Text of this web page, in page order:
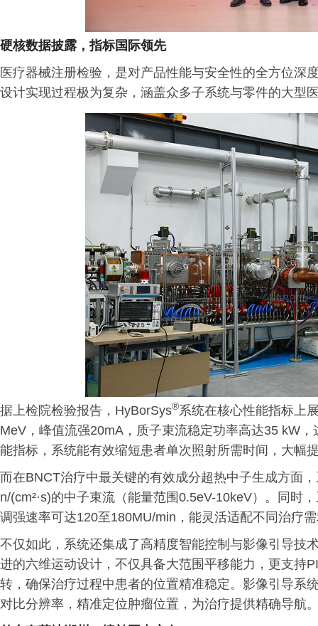
硬核数据披露，指标国际领先
医疗器械注册检验，是对产品性能与安全性的全方位深
设计实现过程极为复杂，涵盖众多子系统与零件的大型
据上检院检验报告，HyBorSys®系统在核心性能指标上
MeV，峰值流强20mA，质子束流稳定功率高达35 kW
能指标，系统能有效缩短患者单次照射所需时间，大幅
而在BNCT治疗中最关键的有效成分超热中子生成方面
n/(cm²·s)的中子束流（能量范围0.5eV-10keV）。同时
调强速率可达120至180MU/min，能灵活适配不同治疗
不仅如此，系统还集成了高精度智能控制与影像引导技
进的六维运动设计，不仅具备大范围平移能力，更支持
转，确保治疗过程中患者的位置精准稳定。影像引导系
对比分辨率，精准定位肿瘤位置，为治疗提供精确导航